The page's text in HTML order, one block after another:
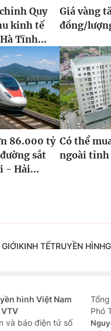
Quy
kinh tế
Tĩnh...
Giá vàng
đồng/
86.000 tỷ
sắt
- Hải...
Có thể
ngoài tỉnh
KINH TẾTRUYỀN HÌNH
hình Việt Nam
và báo điện tử số
Phó